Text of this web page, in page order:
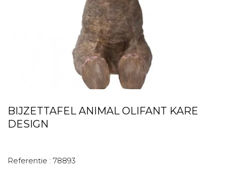
BIJZETTAFEL ANIMAL OLIFANT KARE
DESIGN
Referentie : 78893